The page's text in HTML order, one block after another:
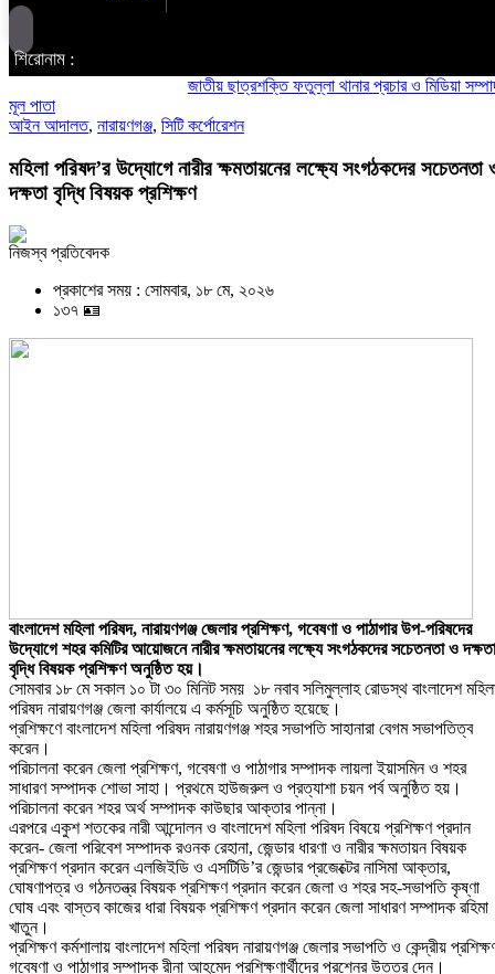
শিরোনাম :
জাতীয় ছাত্রশক্তি ফতুল্লা থানার প্রচার ও মিডিয়া সম্পাদক
মূল পাতা
আইন আদালত, নারায়ণগঞ্জ, সিটি কর্পোরেশন
মহিলা পরিষদ’র উদ্যোগে নারীর ক্ষমতায়নের লক্ষ্যে সংগঠকদের সচেতনতা
দক্ষতা বৃদ্ধি বিষয়ক প্রশিক্ষণ
নিজস্ব প্রতিবেদক
প্রকাশের সময় : সোমবার, ১৮ মে, ২০২৬
১৩৭ 🪪
বাংলাদেশ মহিলা পরিষদ, নারায়ণগঞ্জ জেলার প্রশিক্ষণ, গবেষণা ও পাঠাগার উপ-পরিষদের
উদ্যোগে শহর কমিটির আয়োজনে নারীর ক্ষমতায়নের লক্ষ্যে সংগঠকদের সচেতনতা ও দক্ষতা
বৃদ্ধি বিষয়ক প্রশিক্ষণ অনুষ্ঠিত হয়।
সোমবার ১৮ মে সকাল ১০ টা ৩০ মিনিট সময় ১৮ নবাব সলিমুল্লাহ রোডস্থ বাংলাদেশ
পরিষদ নারায়ণগঞ্জ জেলা কার্যালয়ে এ কর্মসূচি অনুষ্ঠিত হয়েছে।
প্রশিক্ষণে বাংলাদেশ মহিলা পরিষদ নারায়ণগঞ্জ শহর সভাপতি সাহানারা বেগম সভাপতিত্ব
করেন।
পরিচালনা করেন জেলা প্রশিক্ষণ, গবেষণা ও পাঠাগার সম্পাদক লায়লা ইয়াসমিন ও শহর
সাধারণ সম্পাদক শোভা সাহা। প্রথমে হাউজরুল ও প্রত্যাশা চয়ন পর্ব অনুষ্ঠিত হয়।
পরিচালনা করেন শহর অর্থ সম্পাদক কাউছার আক্তার পান্না।
এরপরে একুশ শতকের নারী আন্দোলন ও বাংলাদেশ মহিলা পরিষদ বিষয়ে প্রশিক্ষণ প্রদান
করেন- জেলা পরিবেশ সম্পাদক রওনক রেহানা, জেন্ডার ধারণা ও নারীর ক্ষমতায়ন বিষয়ক
প্রশিক্ষণ প্রদান করেন এলজিইডি ও এসটিডি’র জেন্ডার প্রজেক্টের নাসিমা আক্তার,
ঘোষণাপত্র ও গঠনতন্ত্র বিষয়ক প্রশিক্ষণ প্রদান করেন জেলা ও শহর সহ-সভাপতি কৃষ্ণা
ঘোষ এবং বাস্তব কাজের ধারা বিষয়ক প্রশিক্ষণ প্রদান করেন জেলা সাধারণ সম্পাদক রহিমা
খাতুন।
প্রশিক্ষণ কর্মশালায় বাংলাদেশ মহিলা পরিষদ নারায়ণগঞ্জ জেলার সভাপতি ও কেন্দ্রীয়
গবেষণা ও পাঠাগার সম্পাদক রীনা আহমেদ প্রশিক্ষণার্থীদের প্রশ্নের উত্তর দেন।